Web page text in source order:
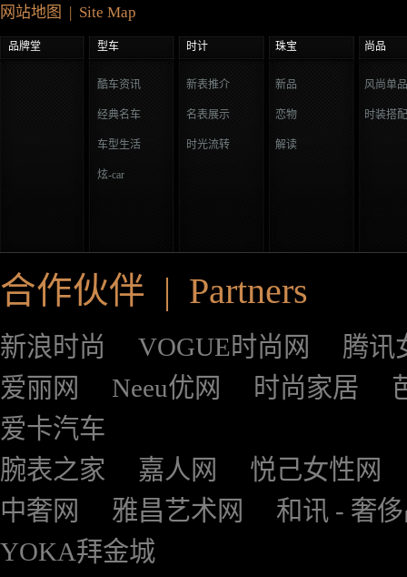
网站地图 | Site Map
品牌堂 型车 时计 珠宝 尚品
酷车资讯
经典名车
车型生活
炫-car
新表推介
名表展示
时光流转
新品
恋物
解读
风尚单品
时装搭配
合作伙伴 | Partners
新浪时尚 VOGUE时尚网
腾讯
爱丽网
Neeu优网 时尚家居
爱卡汽车
腕表之家
嘉人网
悦己女性网
中奢网
雅昌艺术网
和讯 - 奢
YOKA拜金城